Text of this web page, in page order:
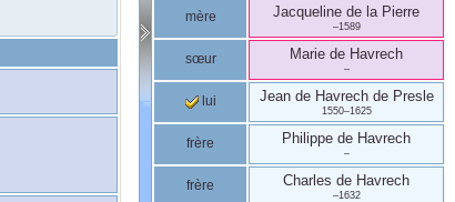
mère Jacqueline de la Pierre
–1589
sœur Marie de Havrech
–
lui Jean de Havrechde Presle
1550–1625
frère Philippe de Havrech
–
frère Charles de Havrech
–1632